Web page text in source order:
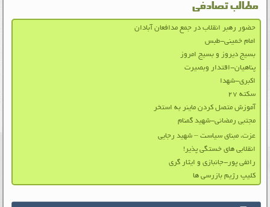
مطالب تصادفی
حضور رهبر انقلاب در جمع مدافعان آبادان
امام خمینی-طبس
بسیج دیروز و بسیج امروز
پناهیان-اقتدار وبصیرت
اکبری-شهدا
سکته ۲۷
آموزش متصل کردن ماینر به استخر
مجتبی رمضانی-شهید گمنام
عزت، مبنای سیاست – شهید رجایی
انقلابی های خستگی پذیر!
رائفی پور-جانبازی و ایثار گری
کلیپ رژیم بازرسی‌ ها